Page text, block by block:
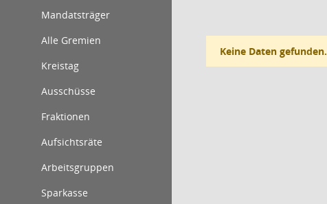
Mandatsträger
Alle Gremien
Kreistag
Ausschüsse
Fraktionen
Aufsichtsräte
Arbeitsgruppen
Sparkasse
Keine Daten gefunden.